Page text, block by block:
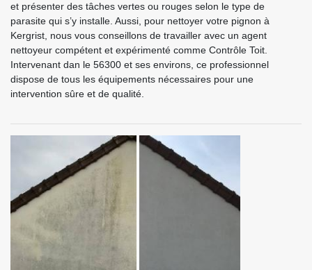
et présenter des tâches vertes ou rouges selon le type de
parasite qui s’y installe. Aussi, pour nettoyer votre pignon à
Kergrist, nous vous conseillons de travailler avec un agent
nettoyeur compétent et expérimenté comme Contrôle Toit.
Intervenant dan le 56300 et ses environs, ce professionnel
dispose de tous les équipements nécessaires pour une
intervention sûre et de qualité.